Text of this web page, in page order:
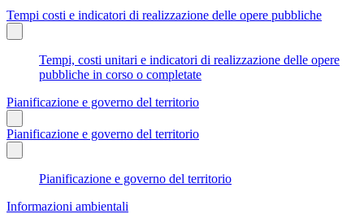
Tempi costi e indicatori di realizzazione delle opere pubbliche
Tempi, costi unitari e indicatori di realizzazione delle opere
pubbliche in corso o completate
Pianificazione e governo del territorio
Pianificazione e governo del territorio
Pianificazione e governo del territorio
Informazioni ambientali